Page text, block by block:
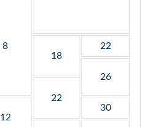
8
18
22
26
22
12
30